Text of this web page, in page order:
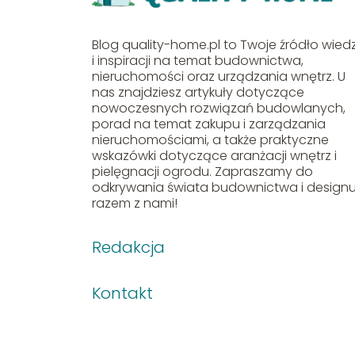
Blog quality-home.pl to Twoje źródło
i inspiracji na temat budownictwa,
nieruchomości oraz urządzania wnętrz. U
nas znajdziesz artykuły dotyczące
nowoczesnych rozwiązań budowlanych,
porad na temat zakupu i zarządzania
nieruchomościami, a także praktyczne
wskazówki dotyczące aranżacji wnętrz i
pielęgnacji ogrodu. Zapraszamy do
odkrywania świata budownictwa i
razem z nami!
Redakcja
Kontakt